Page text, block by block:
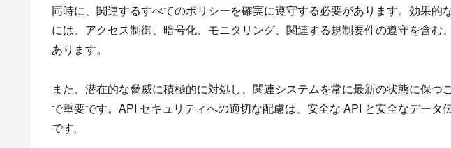
同時に、関連するすべてのポリシーを確実に遵守する必要があります。効果的
には、アクセス制御、暗号化、モニタリング、関連する規制要件の遵守を含む
あります。
また、潜在的な脅威に積極的に対処し、関連システムを常に最新の状態に保つ
で重要です。API セキュリティへの適切な配慮は、安全な API と安全なデータ
です。